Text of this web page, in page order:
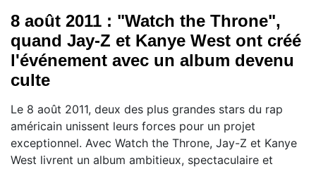
8 août 2011 : "Watch the Throne",
quand Jay-Z et Kanye West ont créé
l'événement avec un album devenu
culte
Le 8 août 2011, deux des plus grandes stars du rap
américain unissent leurs forces pour un projet
exceptionnel. Avec Watch the Throne, Jay-Z et Kanye
West livrent un album ambitieux, spectaculaire et